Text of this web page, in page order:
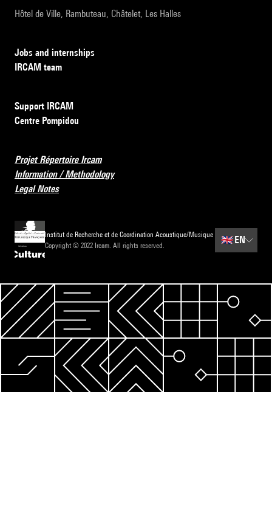
Hôtel de Ville, Rambuteau, Châtelet, Les Halles
Jobs and internships
IRCAM team
Support IRCAM
Centre Pompidou
Projet Répertoire Ircam
Information / Methodology
Legal Notes
Institut de Recherche et de Coordination Acoustique/Musique
Copyright © 2022 Ircam. All rights reserved.
🇬🇧 EN